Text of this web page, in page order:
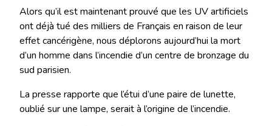
Alors qu’il est maintenant prouvé que les UV artificiels
ont déjà tué des milliers de Français en raison de leur
effet cancérigène, nous déplorons aujourd’hui la mort
d’un homme dans l’incendie d’un centre de bronzage du
sud parisien.
La presse rapporte que l’étui d’une paire de lunette,
oublié sur une lampe, serait à l’origine de l’incendie.